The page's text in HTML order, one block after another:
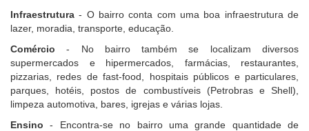
Infraestrutura - O bairro conta com uma boa infraestrutura de
lazer, moradia, transporte, educação.
Comércio - No bairro também se localizam diversos
supermercados e hipermercados, farmácias, restaurantes,
pizzarias, redes de fast-food, hospitais públicos e particulares,
parques, hotéis, postos de combustíveis (Petrobras e Shell),
limpeza automotiva, bares, igrejas e várias lojas.
Ensino - Encontra-se no bairro uma grande quantidade de